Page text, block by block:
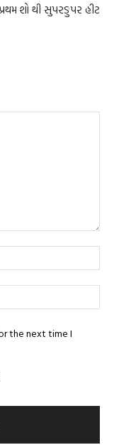
શો થી સુપરઙુપર હીટ
the next time I